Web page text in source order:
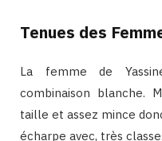
Tenues des
La femme de
combinaison blanche.
taille et assez mince
écharpe avec, très